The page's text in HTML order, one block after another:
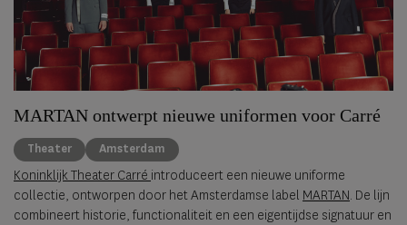
MARTAN ontwerpt nieuwe uniformen voor Carré
Theater Amsterdam
Koninklijk Theater Carré introduceert een nieuwe uniforme
collectie, ontworpen door het Amsterdamse label MARTAN. De lijn
combineert historie, functionaliteit en een eigentijdse signatuur en